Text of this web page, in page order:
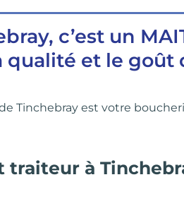
, c’est un
et le goût
Tinchebray est votre
à